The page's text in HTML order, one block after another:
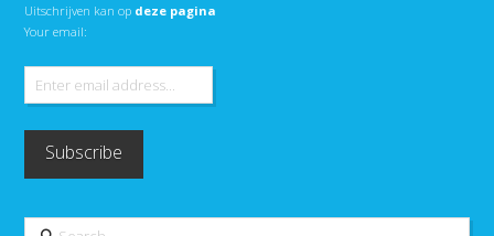
Uitschrijven kan op deze pagina
Your email:
Search